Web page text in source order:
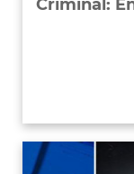
Criminal: